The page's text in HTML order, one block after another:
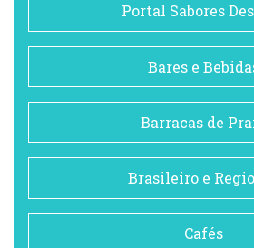
Portal Sabores
Bares e
Barracas de
Brasileiro e
Cafés